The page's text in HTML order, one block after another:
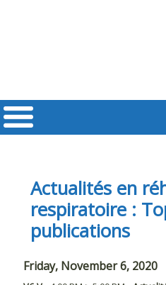
Actualités en
respiratoire :
publications
Friday, November 6, 2020